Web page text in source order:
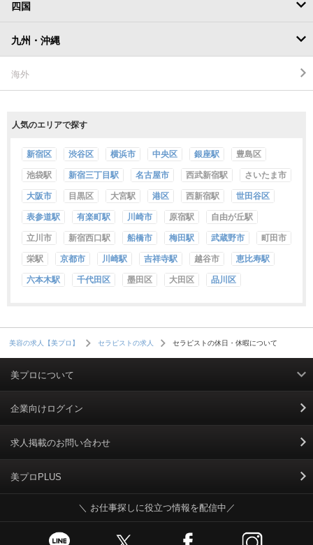
栃木
群馬
和歌山
滋賀
宮城
秋田
山形
石川
福井
山梨
静岡
三重
岐阜
鳥取
島根
岡山
四国
徳島
香川
九州・沖縄
福岡
熊本
大分
鹿児島
海外
人気のエリアで探す
新宿区 渋谷区 横浜市 中央区 銀座駅 豊島区
池袋駅 新宿三丁目駅 名古屋市 西武新宿駅 さいたま市
大阪市 目黒区 大宮駅 港区 西新宿駅 世田谷区
表参道駅 有楽町駅 川崎市 原宿駅 自由が丘駅
立川市 新宿西口駅 船橋市 梅田駅 武蔵野市 町田市
栄駅 京都市 川崎駅 吉祥寺駅 越谷市 恵比寿駅
六本木駅 千代田区 墨田区 大田区 品川区
美容の求人【美プロ】 セラピストの求人 セラピストの休日・休暇について
美プロについて
利用規約
掲載規約
個人情報保護ポリシー
個人情報のお取り扱いについて
企業向けログイン
求人掲載のお問い合わせ
美プロPLUS
＼ お仕事探しに役立つ情報を配信中／